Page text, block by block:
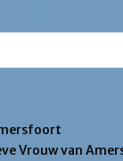
Vrouw van